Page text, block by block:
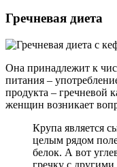
Гречневая диета
Она принадлежит к
питания –
продукта – гречневой
женщин возникает
Крупа является
целым рядом
белок. А вот